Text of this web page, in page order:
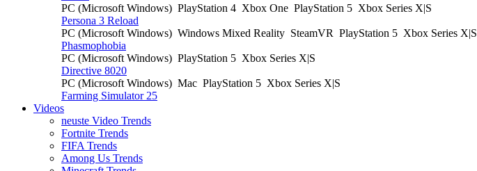
PC (Microsoft Windows) PlayStation 4 Xbox One PlayStation 5 Xbox Series X|S
Persona 3 Reload
PC (Microsoft Windows) Windows Mixed Reality SteamVR PlayStation 5 Xbox Series X|S
Phasmophobia
PC (Microsoft Windows) PlayStation 5 Xbox Series X|S
Directive 8020
PC (Microsoft Windows) Mac PlayStation 5 Xbox Series X|S
Farming Simulator 25
Videos
neuste Video Trends
Fortnite Trends
FIFA Trends
Among Us Trends